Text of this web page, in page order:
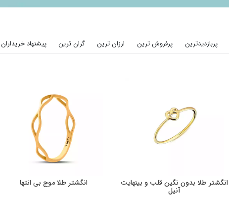
پربازدیدترین پرفروش ترین ارزان ترین گران ترین پیشنهاد خریداران
انگشتر طلا بدون نگین قلب و بینهایت
آنیل
انگشتر طلا موج بی انتها